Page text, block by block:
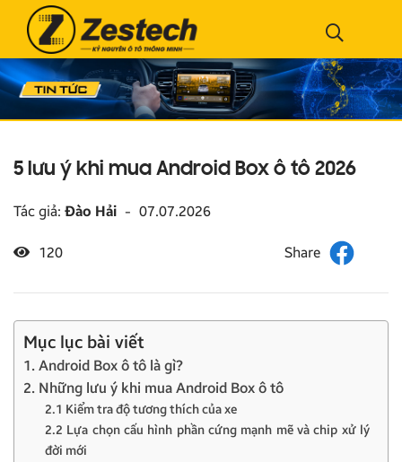
5 lưu ý khi mua Android Box ô tô 2026
Tác giả: Đào Hải - 07.07.2026
120
Mục lục bài viết
1. Android Box ô tô là gì?
2. Những lưu ý khi mua Android Box ô tô
2.1 Kiểm tra độ tương thích của xe
2.2 Lựa chọn cấu hình phần cứng mạnh mẽ và chip xử lý
đời mới